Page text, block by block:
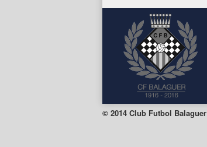
© 2014 Club Futbol Balaguer